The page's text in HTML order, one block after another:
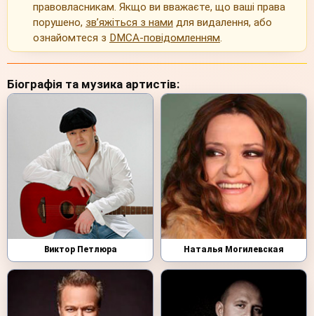
правовласникам. Якщо ви вважаєте, що ваші права
порушено, зв’яжіться з нами для видалення, або
ознайомтеся з DMCA-повідомленням.
Біографія та музика артистів:
Виктор Петлюра Наталья Могилевская